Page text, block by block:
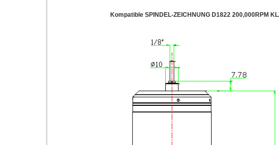
Kompatible SPINDEL-ZEICHNUNG D1822 200,000RPM